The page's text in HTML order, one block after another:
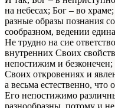
на небесах; Бог – во
разные образы познания
сообразном, ведении
Не трудно на сие
внутренних Своих
непостижим и
Своих откровениях и
а весьма естественно, что
Его непостижимо